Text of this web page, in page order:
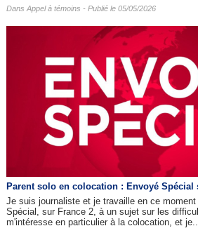
Dans Appel à témoins - Publié le 05/05/2026
Parent solo en colocation : Envoyé Spécial
Je suis journaliste et je travaille en ce
Spécial, sur France 2, à un sujet sur les
m'intéresse en particulier à la colocation, et je...